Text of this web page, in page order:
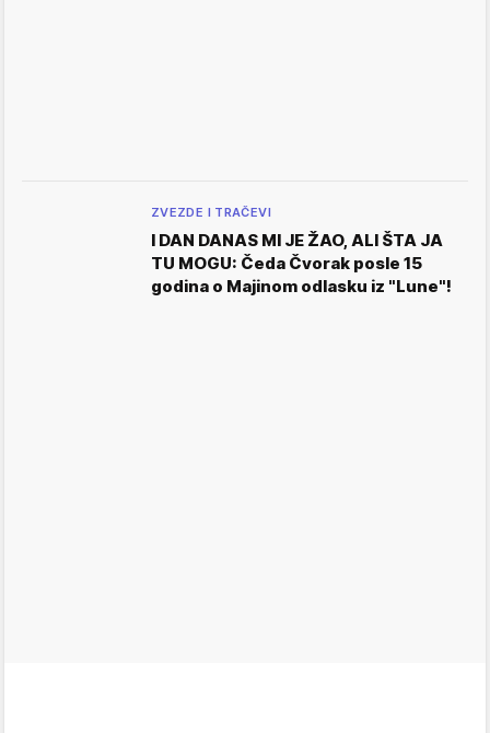
ZVEZDE I TRAČEVI
I DAN DANAS MI JE ŽAO, ALI ŠTA JA
TU MOGU: Čeda Čvorak posle 15
godina o Majinom odlasku iz "Lune"!